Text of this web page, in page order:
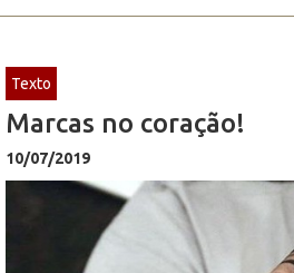
Texto
Marcas no coração!
10/07/2019